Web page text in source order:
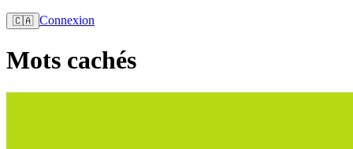
🇨🇦 Connexion
Mots cachés